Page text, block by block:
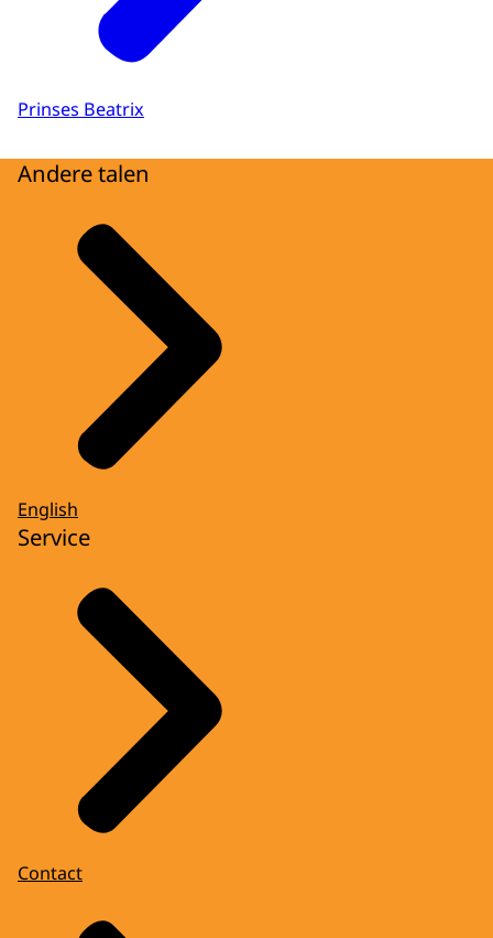
Prinses Beatrix
Andere talen
English
Service
Contact